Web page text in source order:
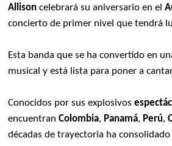
Allison celebrará su aniversario en el
concierto de primer nivel que tendrá
Esta banda que se ha convertido en
musical y está lista para poner a
Conocidos por sus explosivos
encuentranColombia, Panamá, Perú,
décadas de trayectoria ha